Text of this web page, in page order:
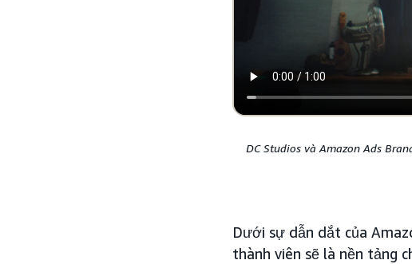
DC Studios và Amazon Ads
Dưới sự dẫn dắt của
thành viên sẽ là nền tảng